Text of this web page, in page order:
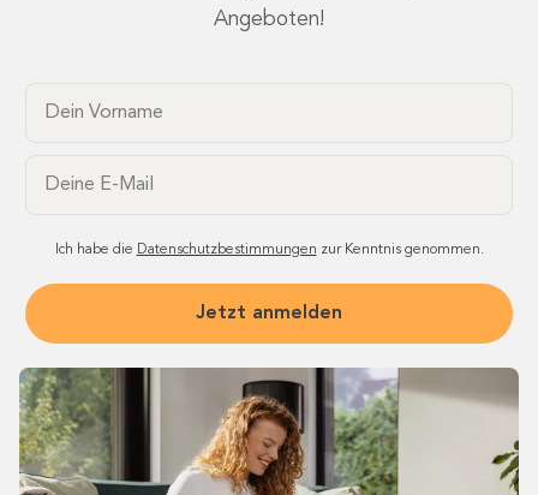
Angeboten!
Ich habe die Datenschutzbestimmungen zur Kenntnis genommen.
Jetzt anmelden